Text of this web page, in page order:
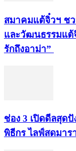
สมาคมแต้จิ๋วฯ ช
และวัฒนธรรมแต้
รักถึงอาม่า”
ช่อง 3 เปิดดีลสุด
พิธีกร ไลฟ์สดมาร